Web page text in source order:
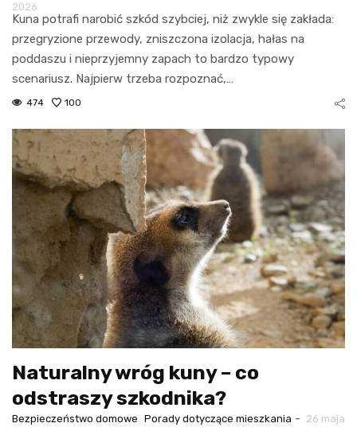
2026
Kuna potrafi narobić szkód szybciej, niż zwykle się zakłada:
przegryzione przewody, zniszczona izolacja, hałas na
poddaszu i nieprzyjemny zapach to bardzo typowy
scenariusz. Najpierw trzeba rozpoznać,…
474 100
Naturalny wróg kuny – co
odstraszy szkodnika?
Bezpieczeństwo domowe Porady dotyczące mieszkania - 26 maja